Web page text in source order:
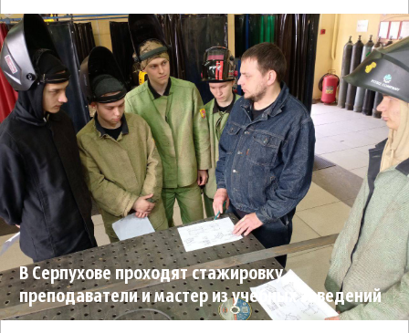
В Серпухове проходят стажировку
преподаватели и мастер из учебных заведений
ДНР